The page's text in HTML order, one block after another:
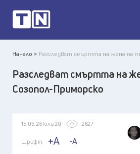
Начало > Разследват смъртта на жена на
Разследват смъртта на
Созопол-Приморско
15:05, 26 юли 20 2627
Шрифт: +A -A